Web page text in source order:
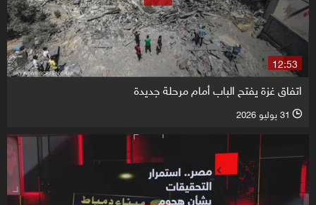
12:53
اتفاق غزة يفتح الباب أمام مرحلة جديدة
l 31 يوليو 2026